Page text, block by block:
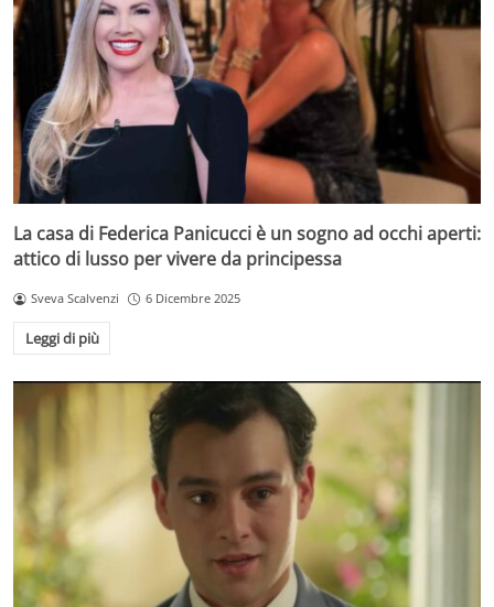
La casa di Federica Panicucci è un sogno ad occhi aperti:
attico di lusso per vivere da principessa
Sveva Scalvenzi 6 Dicembre 2025
Leggi di più